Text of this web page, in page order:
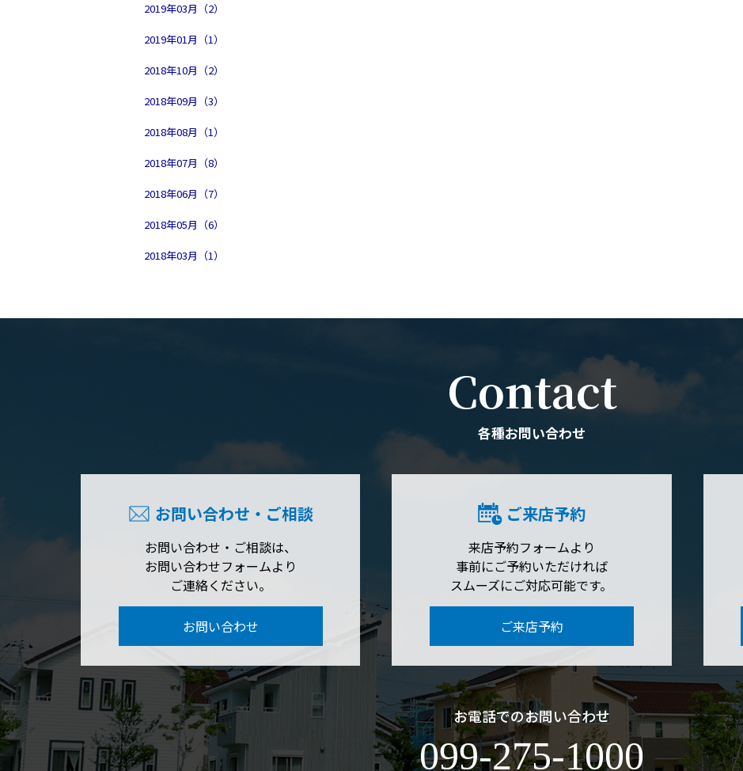
2019年03月（2）
2019年01月（1）
2018年10月（2）
2018年09月（3）
2018年08月（1）
2018年07月（8）
2018年06月（7）
2018年05月（6）
2018年03月（1）
Contact
各種お問い合わせ
お問い合わせ・ご相談
お問い合わせ・ご相談は、
お問い合わせフォームより
ご連絡ください。
お問い合わせ
ご来店予約
来店予約フォームより
事前にご予約いただければ
スムーズにご対応可能です。
ご来店予約
お電話でのお問い合わせ
099-275-1000